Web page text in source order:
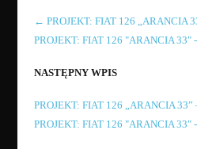
← PROJEKT: FIAT 126 „ARANCIA
PROJEKT: FIAT 126 "ARANCIA 33"
NASTĘPNY WPIS
PROJEKT: FIAT 126 „ARANCIA 33”
PROJEKT: FIAT 126 "ARANCIA 33"